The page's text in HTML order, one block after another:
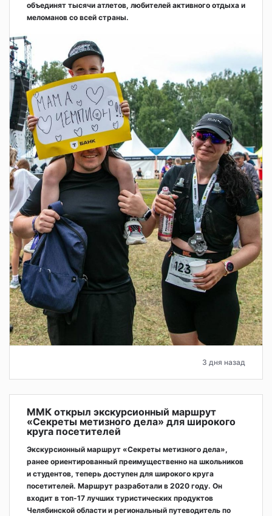
объединят тысячи атлетов, любителей активного отдыха и
меломанов со всей страны.
3 дня назад
ММК открыл экскурсионный маршрут
«Секреты метизного дела» для широкого
круга посетителей
Экскурсионный маршрут «Секреты метизного дела»,
ранее ориентированный преимущественно на школьников
и студентов, теперь доступен для широкого круга
посетителей. Маршрут разработали в 2020 году. Он
входит в топ-17 лучших туристических продуктов
Челябинской области и региональный путеводитель по